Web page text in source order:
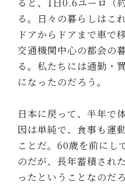
る。日々の暮らしはこ
ドアからドアまで車で
交通機関中心の都会の
る。私たちには通勤・
になったのだろう。
日本に戻って、半年で
因は単純で、食事も運
ことだ。60歳を前にし
のだが、長年蓄積され
ったということなのだろ